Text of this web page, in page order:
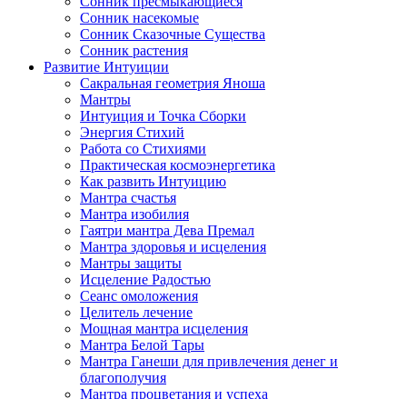
Сонник насекомые
Сонник Сказочные Существа
Сонник растения
Развитие Интуиции
Сакральная геометрия Яноша
Мантры
Интуиция и Точка Сборки
Энергия Стихий
Работа со Стихиями
Практическая космоэнергетика
Как развить Интуицию
Мантра счастья
Мантра изобилия
Гаятри мантра Дева Премал
Мантра здоровья и исцеления
Мантры защиты
Исцеление Радостью
Сеанс омоложения
Целитель лечение
Мощная мантра исцеления
Мантра Белой Тары
Мантра Ганеши для привлечения денег и
благополучия
Мантра процветания и успеха